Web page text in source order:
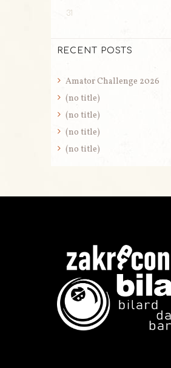
31
RECENT POSTS
Amator Challenge 2026
(no title)
(no title)
(no title)
(no title)